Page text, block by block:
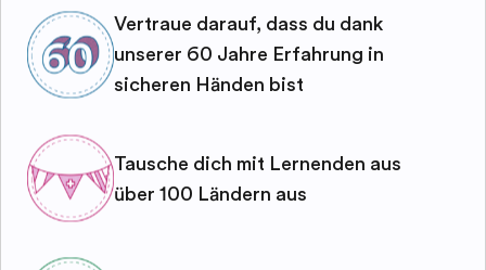
Vertraue darauf, dass du dank
unserer 60 Jahre Erfahrung in
sicheren Händen bist
Tausche dich mit Lernenden aus
über 100 Ländern aus